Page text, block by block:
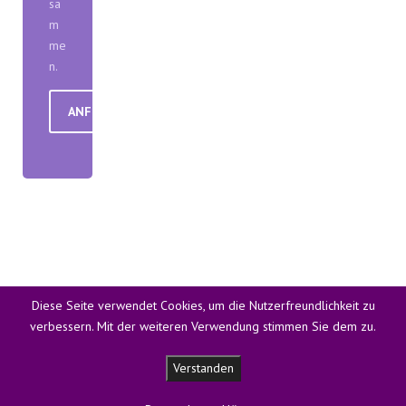
m
me
n.
ANFRAGE SENDEN
Follow us
Copyright © 2021 Brase-Zelte - Theme by WPCharming
Diese Seite verwendet Cookies, um die Nutzerfreundlichkeit zu
verbessern. Mit der weiteren Verwendung stimmen Sie dem zu.
Verstanden